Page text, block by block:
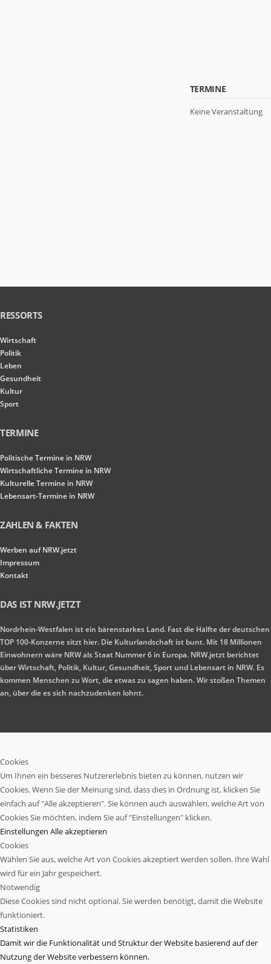
TERMINE
Keine Veranstaltung
RESSORTS
Wirtschaft
Politik
Leben
Gesundheit
Kultur
Sport
TERMINE
Politische Termine in NRW
Wirtschaftliche Termine in NRW
Kulturelle Termine in NRW
Lebensart-Termine in NRW
ZAHLEN & FAKTEN
Werben auf NRW.jetzt
Impressum
Kontakt
DAS IST NRW.JETZT
Nordrhein-Westfalen ist ein bärenstarkes Land. Fast die Hälfte der deutschen
TOP 100-Konzerne sitzt hier. Die Kulturlandschaft ist bunt. Mit 18 Millionen
Einwohnern wäre NRW als Staat Nummer 6 in Europa. NRW.jetzt berichtet
über Wirtschaft, Politik, Kultur, Gesundheit, Sport und Lebensart in NRW. Es
kommen Menschen zu Wort, die etwas zu sagen haben. Wir stoßen Themen
an, über die es sich nachzudenken lohnt.
Cookies
Um Ihnen ein besseres Nutzererlebnis bieten zu können, nutzen wir
Cookies. Wenn Sie der Meinung sind, dass dies in Ordnung ist, klicken Sie
einfach auf "Alle akzeptieren". Sie können auch auswählen, welche Art von
Cookies Sie möchten, indem Sie auf "Einstellungen" klicken.
Einstellungen Alle akzeptieren
Cookies
Wählen Sie aus, welche Art von Cookies akzeptiert werden sollen. Ihre Wahl
wird für ein Jahr gespeichert.
Notwendig
Diese Cookies sind nicht optional. Sie werden benötigt, damit die Website
funktioniert.
Statistiken
Damit wir die Funktionalität und Struktur der Website basierend auf der
Nutzung der Website verbessern können.